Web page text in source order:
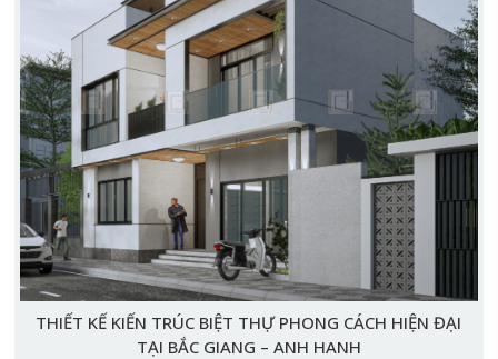
THIẾT KẾ KIẾN TRÚC BIỆT THỰ PHONG CÁCH HIỆN ĐẠI
TẠI BẮC GIANG – ANH HANH